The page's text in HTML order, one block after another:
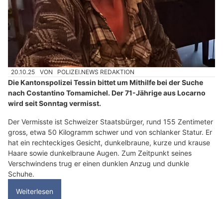
20.10.25 VON POLIZEI.NEWS REDAKTION
Die Kantonspolizei Tessin bittet um Mithilfe bei der Suche
nach Costantino Tomamichel. Der 71-Jährige aus Locarno
wird seit Sonntag vermisst.
Der Vermisste ist Schweizer Staatsbürger, rund 155 Zentimeter
gross, etwa 50 Kilogramm schwer und von schlanker Statur. Er
hat ein rechteckiges Gesicht, dunkelbraune, kurze und krause
Haare sowie dunkelbraune Augen. Zum Zeitpunkt seines
Verschwindens trug er einen dunklen Anzug und dunkle
Schuhe.
Weiterlesen